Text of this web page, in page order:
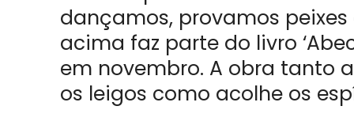
dançamos, provamos
acima faz parte do livro
em novembro. A obra tanto
os leigos como acolhe os